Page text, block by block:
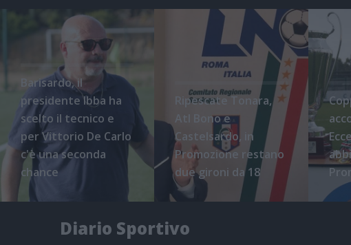
Barisardo, il
presidente Ibba ha
scelto il tecnico e
per Vittorio De Carlo
c'è una seconda
chance
Ripescate Tonara,
Atl Bono e
Castelsardo, in
Promozione restano
due gironi da 18
Diario Sportivo